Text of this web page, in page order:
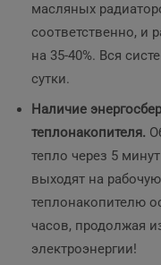
масляных
соответственно, и
на 35-40%. Вся
сутки.
Наличие
теплонакопителя.
тепло через 5
выходят на рабочую
теплонакопителю
часов, продолжая
электроэнергии!